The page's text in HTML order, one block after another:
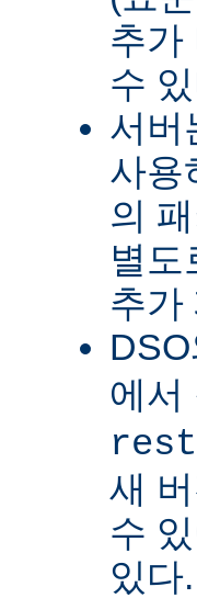
추가
수
서버
사용
의
별
추가
에서
새
수
있다.